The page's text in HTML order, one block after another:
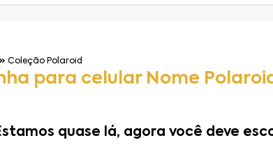
Coleção Polaroid
para celular Nome
quase lá, agora você deve